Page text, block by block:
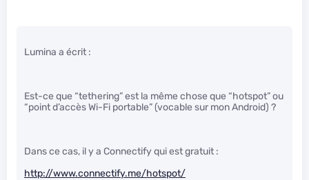
Lumina a écrit :
Est-ce que “tethering” est la même chose que “hotspot” ou
“point d’accès Wi-Fi portable” (vocable sur mon Android) ?
Dans ce cas, il y a Connectify qui est gratuit :
http://www.connectify.me/hotspot/